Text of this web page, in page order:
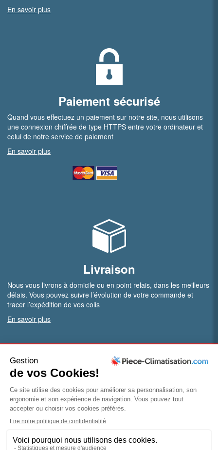
En savoir plus
Paiement sécurisé
Quand vous effectuez un paiement sur notre site, nous utilisons
une connexion chiffrée de type HTTPS entre votre ordinateur et
celui de notre service de paiement
En savoir plus
Livraison
Nous vous livrons à domicile ou en point relais, dans les meilleurs
délais. Vous pouvez suivre l’évolution de votre commande et
tracer l’expédition de vos colis
En savoir plus
Vous êtes professionnel ?
Bénéficiez de conditions particulières en ouvrant un compte
pro